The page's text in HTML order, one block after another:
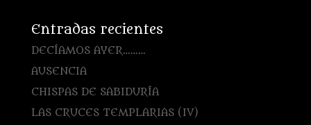
Entradas recientes
DECÍAMOS AYER………
AUSENCIA
CHISPAS DE SABIDURÍA
LAS CRUCES TEMPLARIAS (IV)